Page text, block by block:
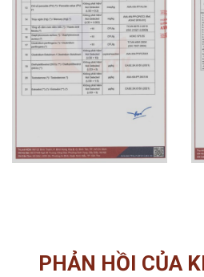
PHẢN HỒI CỦA